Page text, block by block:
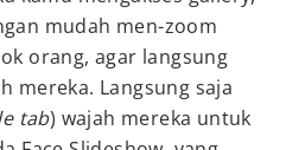
mudah men-zoom
orang, agar langsung
mereka. Langsung saja
tab) wajah mereka untuk